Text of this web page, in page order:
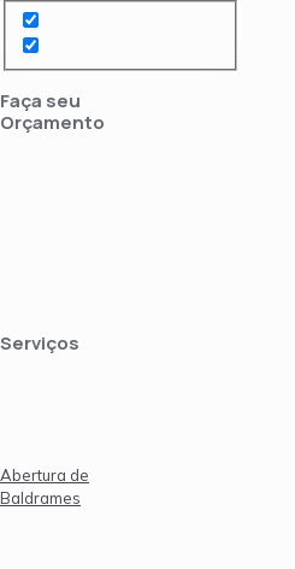
Faça seu
Orçamento
Serviços
Abertura de
Baldrames